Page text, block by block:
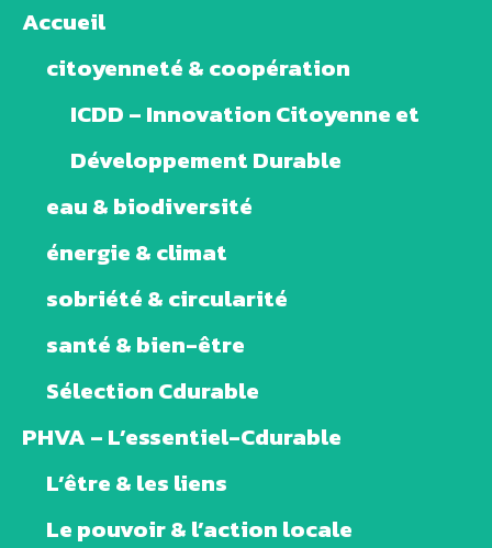
Accueil
citoyenneté & coopération
ICDD – Innovation Citoyenne et
Développement Durable
eau & biodiversité
énergie & climat
sobriété & circularité
santé & bien-être
Sélection Cdurable
PHVA – L’essentiel-Cdurable
L’être & les liens
Le pouvoir & l’action locale